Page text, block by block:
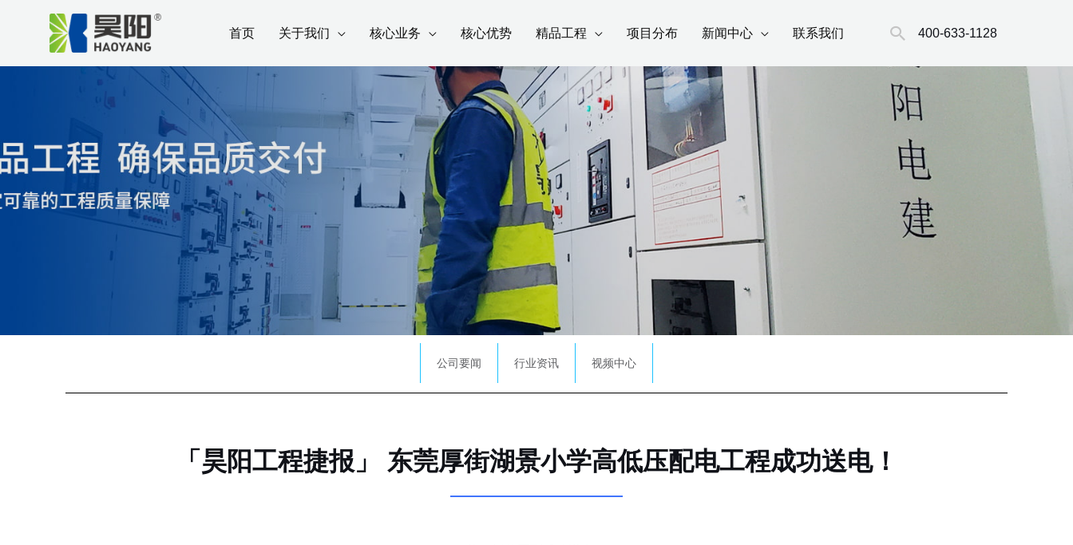
首页 关于我们 核心业务 核心优势 精品工程 项目分布 新闻中心 联系我们
搜
索
400-633-1128
公司要闻 行业资讯 视频中心
「昊阳工程捷报」 东莞厚街湖景小学高低压配电工程成功送电！
navigation